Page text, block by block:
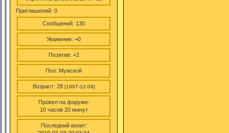
Приглашений: 0
Сообщений: 130
Уважение: +0
Позитив: +2
Пол: Мужской
Возраст: 28 [1997-12-08]
Провел на форуме:
10 часов 20 минут
Последний визит: